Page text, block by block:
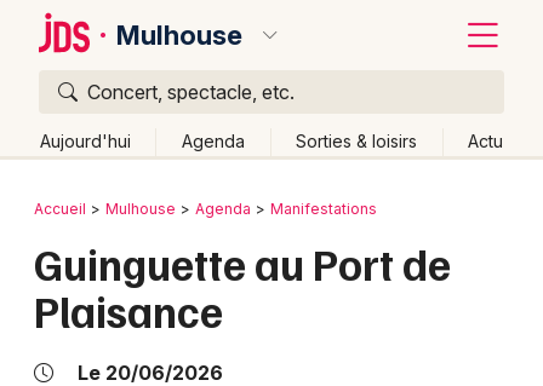
Mulhouse
Concert, spectacle, etc.
Aujourd'hui Agenda Sorties & loisirs Actu
Publier un événement
Grands événements
Bordeaux
Colmar
Retour
Accueil Mulhouse Agenda Manifestations
Guinguette au Port de
Plaisance
Le 20/06/2026
Quoi ?
Où ?
Partout
Près de moi Changer de lieu
Quand ?
Aujourd'hui
Demain